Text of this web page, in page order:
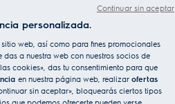
personalizada.
web, así como para fines promocionales
a nuestra web con nuestros socios de
cookies», das tu consentimiento para que
en nuestra página web, realizar ofertas
sin aceptar», bloquearás ciertos tipos
Continuar sin aceptar